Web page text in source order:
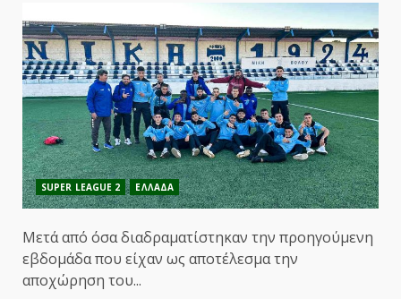
SUPER LEAGUE 2 ΕΛΛΑΔΑ
Μετά από όσα διαδραματίστηκαν την προηγούμενη
εβδομάδα που είχαν ως αποτέλεσμα την
αποχώρηση του...